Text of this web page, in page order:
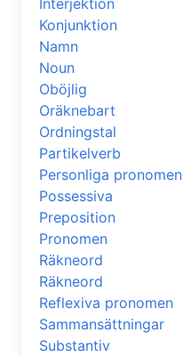
Interjektion
Konjunktion
Namn
Noun
Oböjlig
Oräknebart
Ordningstal
Partikelverb
Personliga pronomen
Possessiva
Preposition
Pronomen
Räkneord
Räkneord
Reflexiva pronomen
Sammansättningar
Substantiv